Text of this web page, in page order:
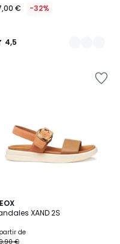
€ -32%
4,5
XAND 2S
de
€